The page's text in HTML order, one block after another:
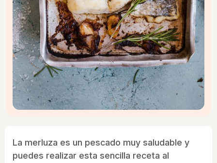
La merluza es un pescado muy saludable y
puedes realizar esta sencilla receta al